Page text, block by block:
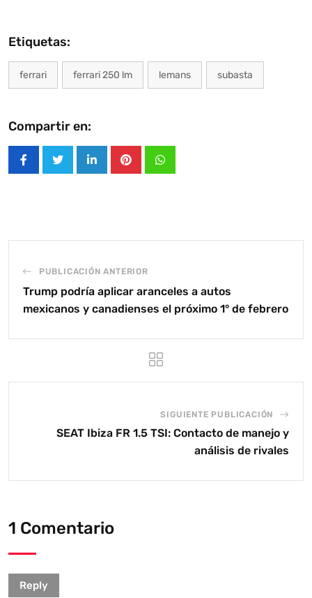
Etiquetas:
ferrari ferrari 250 lm lemans subasta
Compartir en:
LinkedInPinterestWhatsapp
PUBLICACIÓN ANTERIOR
Trump podría aplicar aranceles a autos
mexicanos y canadienses el próximo 1° de febrero
SIGUIENTE PUBLICACIÓN
SEAT Ibiza FR 1.5 TSI: Contacto de manejo y
análisis de rivales
1 Comentario
Reply